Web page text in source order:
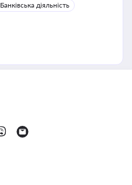
Банківська діяльність